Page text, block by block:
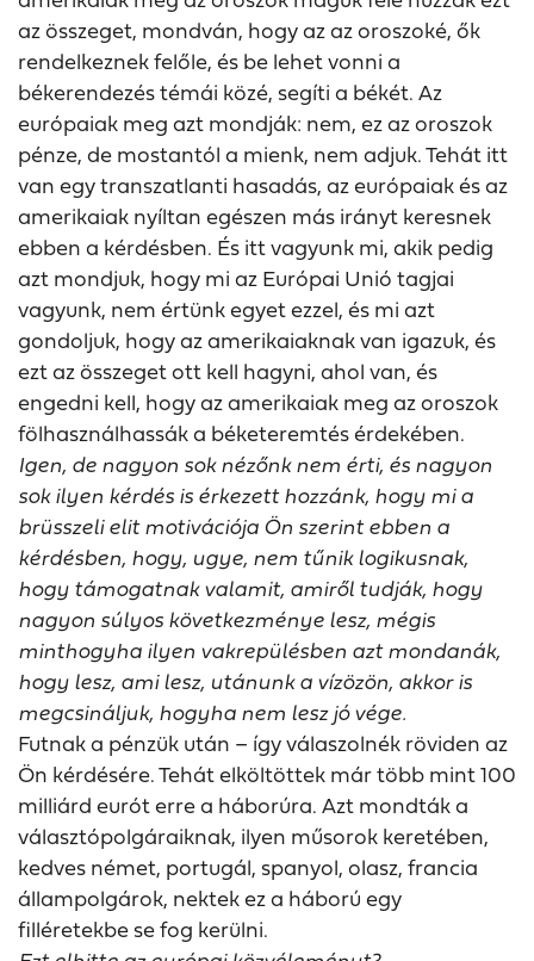
az összeget, mondván, hogy az az oroszoké, ők
rendelkeznek felőle, és be lehet vonni a
békerendezés témái közé, segíti a békét. Az
európaiak meg azt mondják: nem, ez az oroszok
pénze, de mostantól a mienk, nem adjuk. Tehát itt
van egy transzatlanti hasadás, az európaiak és az
amerikaiak nyíltan egészen más irányt keresnek
ebben a kérdésben. És itt vagyunk mi, akik pedig
azt mondjuk, hogy mi az Európai Unió tagjai
vagyunk, nem értünk egyet ezzel, és mi azt
gondoljuk, hogy az amerikaiaknak van igazuk, és
ezt az összeget ott kell hagyni, ahol van, és
engedni kell, hogy az amerikaiak meg az oroszok
fölhasználhassák a béketeremtés érdekében.
Igen, de nagyon sok nézőnk nem érti, és nagyon
sok ilyen kérdés is érkezett hozzánk, hogy mi a
brüsszeli elit motivációja Ön szerint ebben a
kérdésben, hogy, ugye, nem tűnik logikusnak,
hogy támogatnak valamit, amiről tudják, hogy
nagyon súlyos következménye lesz, mégis
minthogyha ilyen vakrepülésben azt mondanák,
hogy lesz, ami lesz, utánunk a vízözön, akkor is
megcsináljuk, hogyha nem lesz jó vége.
Futnak a pénzük után – így válaszolnék röviden az
Ön kérdésére. Tehát elköltöttek már több mint 100
milliárd eurót erre a háborúra. Azt mondták a
választópolgáraiknak, ilyen műsorok keretében,
kedves német, portugál, spanyol, olasz, francia
állampolgárok, nektek ez a háború egy
filléretekbe se fog kerülni.